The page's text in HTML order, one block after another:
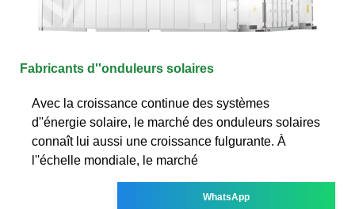
Fabricants d''onduleurs solaires
Avec la croissance continue des systèmes
d''énergie solaire, le marché des onduleurs solaires
connaît lui aussi une croissance fulgurante. À
l''échelle mondiale, le marché
WhatsApp